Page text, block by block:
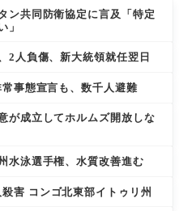
ン共同防衛協定に言及「特定
」
2人負傷、新大統領就任翌日
事態宣言も、数千人避難
が成立してホルムズ開放しな
水泳選手権、水質改善進む
害 コンゴ北東部イトゥリ州